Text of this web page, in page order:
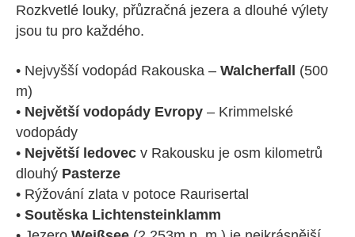
Rozkvetlé louky, přůzračná jezera a dlouhé výlety
jsou tu pro každého.
• Nejvyšší vodopád Rakouska – Walcherfall (500
m)
• Největší vodopády Evropy – Krimmelské
vodopády
• Největší ledovec v Rakousku je osm kilometrů
dlouhý Pasterze
• Rýžování zlata v potoce Raurisertal
• Soutěska Lichtensteinklamm